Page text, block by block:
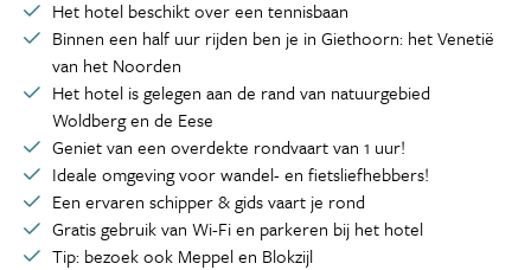
Het hotel beschikt over een tennisbaan
Binnen een half uur rijden ben je in Giethoorn: het Venetië
van het Noorden
Het hotel is gelegen aan de rand van natuurgebied
Woldberg en de Eese
Geniet van een overdekte rondvaart van 1 uur!
Ideale omgeving voor wandel- en fietsliefhebbers!
Een ervaren schipper & gids vaart je rond
Gratis gebruik van Wi-Fi en parkeren bij het hotel
Tip: bezoek ook Meppel en Blokzijl